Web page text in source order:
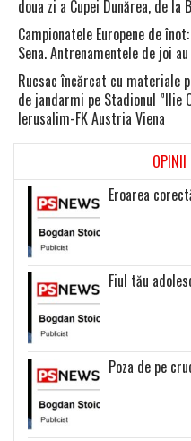
doua zi a Cupei Dunărea, de la
Campionatele Europene de
Sena. Antrenamentele de joi
Rucsac încărcat cu materiale
de jandarmi pe Stadionul ”Ilie
Ierusalim-FK Austria Viena
OPINII
Eroarea
Fiul tău
Poza de pe